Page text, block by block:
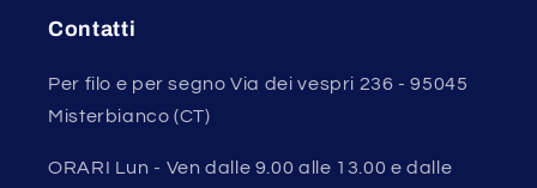
Contatti
Per filo e per segno Via dei vespri 236 - 95045
Misterbianco (CT)
ORARI Lun - Ven dalle 9.00 alle 13.00 e dalle